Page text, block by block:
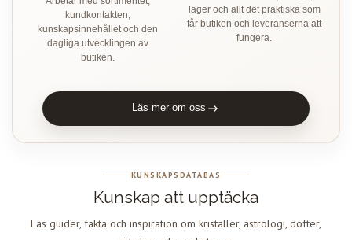
kundkontakten,
kunskapsinnehållet och den
dagliga utvecklingen av
butiken.
lager och allt det praktiska som
får butiken och leveranserna att
fungera.
Läs mer om oss
KUNSKAPSDATABAS
Kunskap att upptäcka
Läs guider, fakta och inspiration om kristaller, astrologi, dofter,